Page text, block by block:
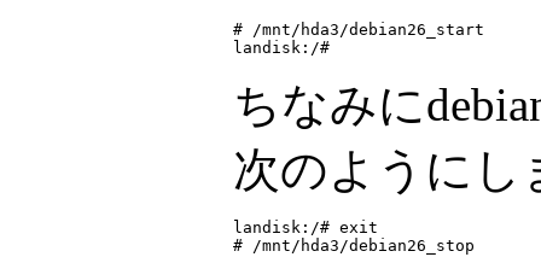
# /mnt/hda3/debian26_start
landisk:/#
ちなみに
次のようにし
landisk:/# exit
# /mnt/hda3/debian26_stop